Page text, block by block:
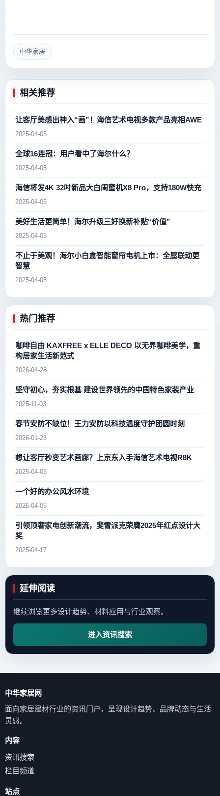
中华家居
相关推荐
让客厅美感出神入“画”！海信艺术电视多款产品亮相AWE
2025-04-05
全球16连冠：用户看中了海尔什么？
2025-04-05
海信将发4K 32吋新品大白闺蜜机X8 Pro，支持180W快充
2025-04-05
美好生活更简单！海尔升级三好换新补贴“价值”
2025-04-05
不止于美观！海尔小白盒智能窗帘电机上市：全屋联动更
智慧
2025-04-05
热门推荐
咖啡自由 KAXFREE x ELLE DECO 以无界咖啡美学，重
构居家生活新范式
2026-04-28
坚守初心，夯实根基 建设世界领先的中国特色家装产业
2025-11-03
春节安防不缺位！王力安防以科技温度守护团圆时刻
2026-01-23
想让客厅秒变艺术画廊？上京东入手海信艺术电视R8K
2025-04-05
一个好的办公风水环境
2025-04-05
引领顶奢家电创新潮流，斐雪派克荣膺2025年红点设计大
奖
2025-04-17
延伸阅读
继续浏览更多设计趋势、材料应用与行业观察。
进入资讯搜索
中华家居网
面向家居建材行业的资讯门户，呈现设计趋势、品牌动态与生活
灵感。
内容
资讯搜索
栏目频道
站点